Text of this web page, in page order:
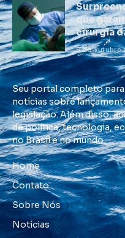
que
cirurgia
9 de outubro
Seu portal completo
notícias sobre
legislação. Além disso,
de política, tecnologia,
no Brasil e no mundo.
Home
Contato
Sobre Nós
Notícias